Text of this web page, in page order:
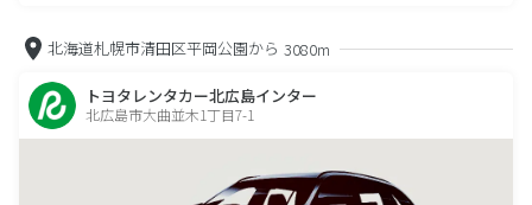
北海道札幌市清田区平岡公園から 3080m
トヨタレンタカー北広島インター
北広島市大曲並木1丁目7-1